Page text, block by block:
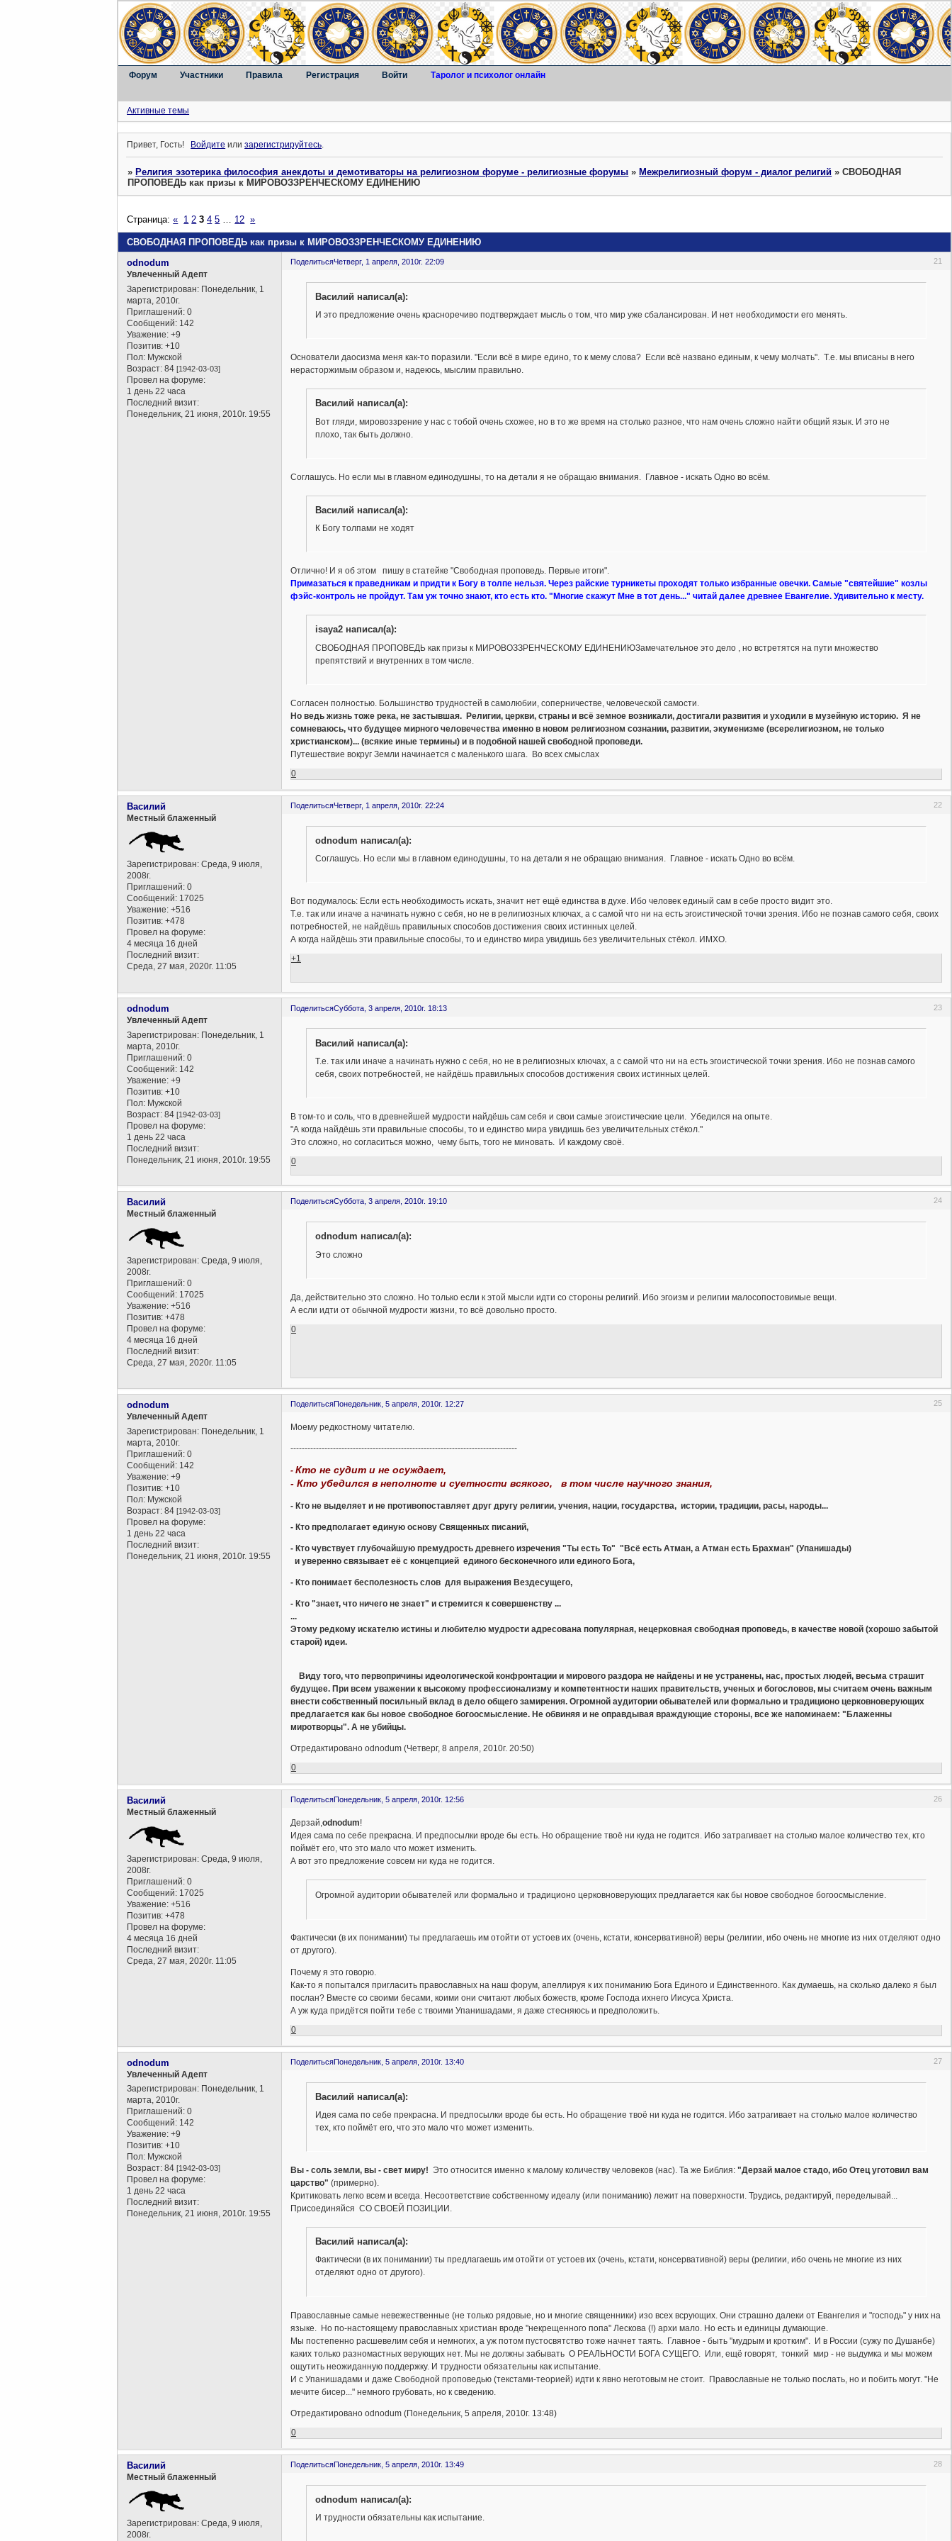
Форум Участники Правила Регистрация Войти Таролог и психолог онлайн
Активные темы
Привет, Гость! Войдите илизарегистрируйтесь.
»Религия эзотерика философия анекдоты и демотиваторы на религиозном форуме - религиозные форумы »Межрелигиозный форум - диалог религий »СВОБОДНАЯ
ПРОПОВЕДЬ как призы к МИРОВОЗЗРЕНЧЕСКОМУ ЕДИНЕНИЮ
СВОБОДНАЯ ПРОПОВЕДЬ как призы к МИРОВОЗЗРЕНЧЕСКОМУ ЕДИНЕНИЮ
Страница:« 1 2 3 4 5 12 »
Поделиться 21
Четверг, 1 апреля, 2010г. 22:09
odnodum
Увлеченный Адепт
Зарегистрирован: Понедельник, 1
марта, 2010г.
Приглашений: 0
Сообщений: 142
Уважение: +9
Позитив: +10
Пол: Мужской
Возраст: 84[1942-03-03]
Провел на форуме:
1 день 22 часа
Последний визит:
Понедельник, 21 июня, 2010г. 19:55
Василий написал(а):
И это предложение очень красноречиво подтверждает мысль о том, что мир уже сбалансирован. И нет необходимости его менять.
Основатели даосизма меня как-то поразили. "Если всё в мире едино, то к мему слова? Если всё названо единым, к чему молчать". Т.е. мы вписаны в него
нерасторжимым образом и, надеюсь, мыслим правильно.
Василий написал(а):
Вот гляди, мировоззрение у нас с тобой очень схожее, но в то же время на столько разное, что нам очень сложно найти общий язык. И это не
плохо, так быть должно.
Соглашусь. Но если мы в главном единодушны, то на детали я не обращаю внимания. Главное - искать Одно во всём.
Василий написал(а):
К Богу толпами не ходят
Отлично! И я об этом пишу в статейке "Свободная проповедь. Первые итоги".
Примазаться к праведникам и придти к Богу в толпе нельзя. Через райские турникеты проходят только избранные овечки. Самые "святейшие" козлы
фэйс-контроль не пройдут. Там уж точно знают, кто есть кто. "Многие скажут Мне в тот день..." читай далее древнее Евангелие. Удивительно к месту.
isaya2 написал(а):
СВОБОДНАЯ ПРОПОВЕДЬ как призы к МИРОВОЗЗРЕНЧЕСКОМУ ЕДИНЕНИЮЗамечательное это дело , но встретятся на пути множество
препятствий и внутренних в том числе.
Согласен полностью. Большинство трудностей в самолюбии, соперничестве, человеческой самости.
Но ведь жизнь тоже река, не застывшая. Религии, церкви, страны и всё земное возникали, достигали развития и уходили в музейную историю. Я не
сомневаюсь, что будущее мирного человечества именно в новом религиозном сознании, развитии, экуменизме (всерелигиозном, не только
христианском)... (всякие иные термины) и в подобной нашей свободной проповеди.
Путешествие вокруг Земли начинается с маленького шага. Во всех смыслах
0
Поделиться 22
Четверг, 1 апреля, 2010г. 22:24
Василий
Местный блаженный
Зарегистрирован: Среда, 9 июля,
2008г.
Приглашений: 0
Сообщений: 17025
Уважение: +516
Позитив: +478
Провел на форуме:
4 месяца 16 дней
Последний визит:
Среда, 27 мая, 2020г. 11:05
odnodum написал(а):
Соглашусь. Но если мы в главном единодушны, то на детали я не обращаю внимания. Главное - искать Одно во всём.
Вот подумалось: Если есть необходимость искать, значит нет ещё единства в духе. Ибо человек единый сам в себе просто видит это.
Т.е. так или иначе а начинать нужно с себя, но не в религиозных ключах, а с самой что ни на есть эгоистической точки зрения. Ибо не познав самого себя, своих
потребностей, не найдёшь правильных способов достижения своих истинных целей.
А когда найдёшь эти правильные способы, то и единство мира увидишь без увеличительных стёкол. ИМХО.
+1
Поделиться 23
Суббота, 3 апреля, 2010г. 18:13
odnodum
Увлеченный Адепт
Зарегистрирован: Понедельник, 1
марта, 2010г.
Приглашений: 0
Сообщений: 142
Уважение: +9
Позитив: +10
Пол: Мужской
Возраст: 84[1942-03-03]
Провел на форуме:
1 день 22 часа
Последний визит:
Понедельник, 21 июня, 2010г. 19:55
Василий написал(а):
Т.е. так или иначе а начинать нужно с себя, но не в религиозных ключах, а с самой что ни на есть эгоистической точки зрения. Ибо не познав самого
себя, своих потребностей, не найдёшь правильных способов достижения своих истинных целей.
В том-то и соль, что в древнейшей мудрости найдёшь сам себя и свои самые эгоистические цели. Убедился на опыте.
"А когда найдёшь эти правильные способы, то и единство мира увидишь без увеличительных стёкол."
Это сложно, но согласиться можно, чему быть, того не миновать. И каждому своё.
0
Поделиться 24
Суббота, 3 апреля, 2010г. 19:10
Василий
Местный блаженный
Зарегистрирован: Среда, 9 июля,
2008г.
Приглашений: 0
Сообщений: 17025
Уважение: +516
Позитив: +478
Провел на форуме:
4 месяца 16 дней
Последний визит:
Среда, 27 мая, 2020г. 11:05
odnodum написал(а):
Это сложно
Да, действительно это сложно. Но только если к этой мысли идти со стороны религий. Ибо эгоизм и религии малосопостовимые вещи.
А если идти от обычной мудрости жизни, то всё довольно просто.
0
Поделиться 25
Понедельник, 5 апреля, 2010г. 12:27
odnodum
Увлеченный Адепт
Зарегистрирован: Понедельник, 1
марта, 2010г.
Приглашений: 0
Сообщений: 142
Уважение: +9
Позитив: +10
Пол: Мужской
Возраст: 84[1942-03-03]
Провел на форуме:
1 день 22 часа
Последний визит:
Понедельник, 21 июня, 2010г. 19:55
Моему редкостному читателю.
--------------------------------------------------------------------------------
- Кто не судит и не осуждает,
- Кто убедился в неполноте и суетности всякого, в том числе научного знания,
- Кто не выделяет и не противопоставляет друг другу религии, учения, нации, государства, истории, традиции, расы, народы...
- Кто предполагает единую основу Священных писаний,
- Кто чувствует глубочайшую премудрость древнего изречения "Ты есть То" "Всё есть Атман, а Атман есть Брахман" (Упанишады)
и уверенно связывает её с концепцией единого бесконечного или единого Бога,
- Кто понимает бесполезность слов для выражения Вездесущего,
- Кто "знает, что ничего не знает" и стремится к совершенству ...
...
Этому редкому искателю истины и любителю мудрости адресована популярная, нецерковная свободная проповедь, в качестве новой (хорошо забытой
старой) идеи.
Виду того, что первопричины идеологической конфронтации и мирового раздора не найдены и не устранены, нас, простых людей, весьма страшит
будущее. При всем уважении к высокому профессионализму и компетентности наших правительств, ученых и богословов, мы считаем очень важным
внести собственный посильный вклад в дело общего замирения. Огромной аудитории обывателей или формально и традиционо церковноверующих
предлагается как бы новое свободное богоосмысление. Не обвиняя и не оправдывая враждующие стороны, все же напоминаем: "Блаженны
миротворцы". А не убийцы.
Отредактировано odnodum (Четверг, 8 апреля, 2010г. 20:50)
0
Поделиться 26
Понедельник, 5 апреля, 2010г. 12:56
Василий
Местный блаженный
Зарегистрирован: Среда, 9 июля,
2008г.
Приглашений: 0
Сообщений: 17025
Уважение: +516
Позитив: +478
Провел на форуме:
4 месяца 16 дней
Последний визит:
Среда, 27 мая, 2020г. 11:05
Дерзай,odnodum!
Идея сама по себе прекрасна. И предпосылки вроде бы есть. Но обращение твоё ни куда не годится. Ибо затрагивает на столько малое количество тех, кто
поймёт его, что это мало что может изменить.
А вот это предложение совсем ни куда не годится.
Огромной аудитории обывателей или формально и традиционо церковноверующих предлагается как бы новое свободное богоосмысление.
Фактически (в их понимании) ты предлагаешь им отойти от устоев их (очень, кстати, консервативной) веры (религии, ибо очень не многие из них отделяют одно
от другого).
Почему я это говорю.
Как-то я попытался пригласить православных на наш форум, апеллируя к их пониманию Бога Единого и Единственного. Как думаешь, на сколько далеко я был
послан? Вместе со своими бесами, коими они считают любых божеств, кроме Господа ихнего Иисуса Христа.
А уж куда придётся пойти тебе с твоими Упанишадами, я даже стесняюсь и предположить.
0
Поделиться 27
Понедельник, 5 апреля, 2010г. 13:40
odnodum
Увлеченный Адепт
Зарегистрирован: Понедельник, 1
марта, 2010г.
Приглашений: 0
Сообщений: 142
Уважение: +9
Позитив: +10
Пол: Мужской
Возраст: 84[1942-03-03]
Провел на форуме:
1 день 22 часа
Последний визит:
Понедельник, 21 июня, 2010г. 19:55
Василий написал(а):
Идея сама по себе прекрасна. И предпосылки вроде бы есть. Но обращение твоё ни куда не годится. Ибо затрагивает на столько малое количество
тех, кто поймёт его, что это мало что может изменить.
Вы - соль земли, вы - свет миру! Это относится именно к малому количеству человеков (нас). Та же Библия: "Дерзай малое стадо, ибо Отец уготовил вам
царство" (примерно).
Критиковать легко всем и всегда. Несоответствие собственному идеалу (или пониманию) лежит на поверхности. Трудись, редактируй, переделывай...
Присоединяйся СО СВОЕЙ ПОЗИЦИИ.
Василий написал(а):
Фактически (в их понимании) ты предлагаешь им отойти от устоев их (очень, кстати, консервативной) веры (религии, ибо очень не многие из них
отделяют одно от другого).
Православные самые невежественные (не только рядовые, но и многие священники) изо всех всрующих. Они страшно далеки от Евангелия и "господь" у них на
языке. Но по-настоящему православных христиан вроде "некрещенного попа" Лескова (!) архи мало. Но есть и единицы думающие.
Мы постепенно расшевелим себя и немногих, а уж потом пустосвятство тоже начнет таять. Главное - быть "мудрым и кротким". И в России (сужу по Душанбе)
каких только разномастных верующих нет. Мы не должны забывать О РЕАЛЬНОСТИ БОГА СУЩЕГО. Или, ещё говорят, тонкий мир - не выдумка и мы можем
ощутить неожиданную поддержку. И трудности обязательны как испытание.
И с Упанишадами и даже Свободной проповедью (текстами-теорией) идти к явно неготовым не стоит. Православные не только послать, но и побить могут. "Не
мечите бисер..." немного грубовать, но к сведению.
Отредактировано odnodum (Понедельник, 5 апреля, 2010г. 13:48)
0
Поделиться 28
Понедельник, 5 апреля, 2010г. 13:49
Василий
Местный блаженный
Зарегистрирован: Среда, 9 июля,
2008г.
odnodum написал(а):
И трудности обязательны как испытание.